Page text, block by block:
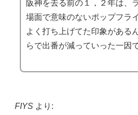
阪神を去る前の１，２年は、
場面で意味のないポップフラ
よく打ち上げてた印象がある
らで出番が減っていった一因
FIYS より: